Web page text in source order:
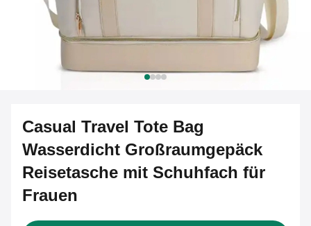
Casual Travel Tote Bag
Wasserdicht Großraumgepäck
Reisetasche mit Schuhfach für
Frauen